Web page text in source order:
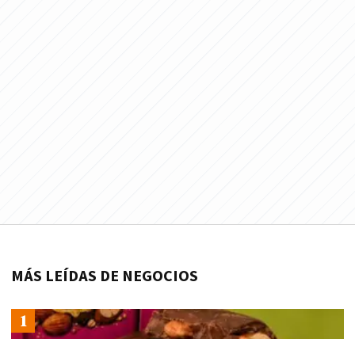
MÁS LEÍDAS DE NEGOCIOS